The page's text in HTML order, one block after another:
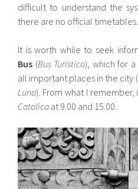
difficult to understand the
there are no official timetables.
It is worth while to seek
Bus (Bus Turistico), which for
all important places in the city
Luna). From what I
Catolica at 9.00 and 15.00.